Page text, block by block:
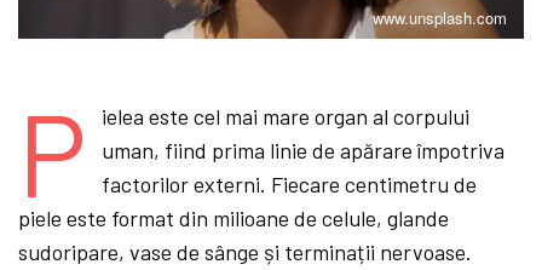
www.unsplash.com
P
ielea este cel mai mare organ al corpului
uman, fiind prima linie de apărare împotriva
factorilor externi. Fiecare centimetru de
piele este format din milioane de celule, glande
sudoripare, vase de sânge și terminații nervoase.